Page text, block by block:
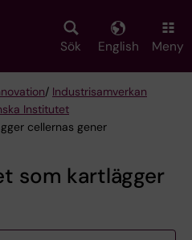
Sök English Meny
/ Industrisamverkan
Institutet
cellernas gener
som kartlägger